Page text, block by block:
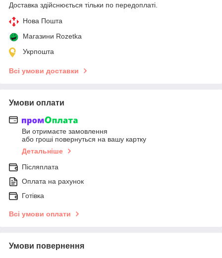
Доставка здійснюється тільки по передоплаті.
Нова Пошта
Магазини Rozetka
Укрпошта
Всі умови доставки
Умови оплати
Ви отримаєте замовлення
або гроші повернуться на вашу картку
Детальніше
Післяплата
Оплата на рахунок
Готівка
Всі умови оплати
Умови повернення